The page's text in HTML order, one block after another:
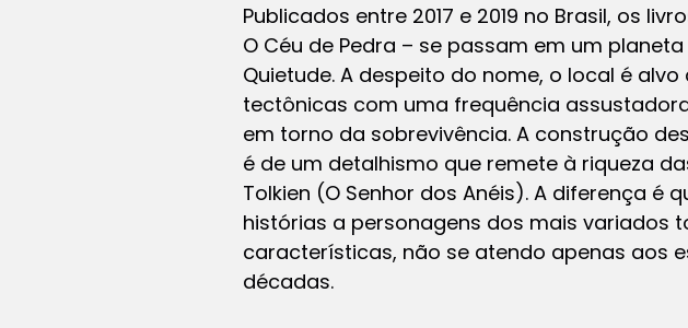
Publicados entre 2017 e 2019 no Brasil, os
O Céu de Pedra – se passam em um
Quietude. A despeito do nome, o local é
tectônicas com uma frequência
em torno da sobrevivência. A construção
é de um detalhismo que remete à riqueza
Tolkien (O Senhor dos Anéis). A diferença
histórias a personagens dos mais variados
características, não se atendo apenas aos
décadas.